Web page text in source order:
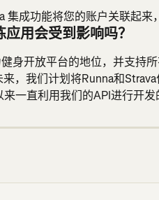
成功能将您的账户关联起来
用会受到影响吗？
身开放平台的地位，并支持
，我们计划将Runna和
一直利用我们的API进行开发